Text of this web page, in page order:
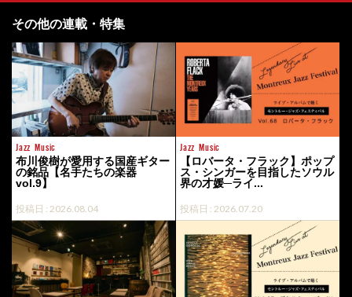
その他の連載・特集
Jazz Music
布川俊樹が愛用する国産ギター
の銘品【名手たちの楽器
vol.9】
投稿日 : 2026.08.04
Jazz Music
【ロバータ・フラック】ポップ
ス・シンガーを目指したソウル
界の才媛─ライ...
投稿日 : 2026.07.20